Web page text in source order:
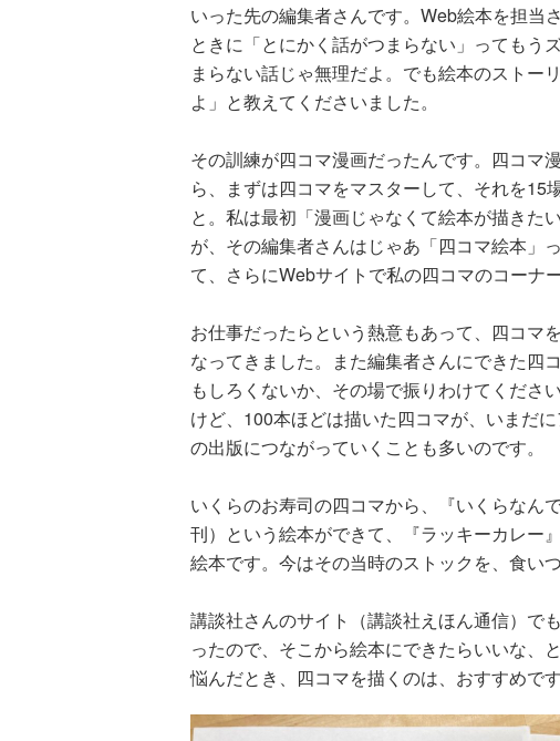
いった先の編集者さんです。Web絵本を担当
ときに「とにかく話がつまらない」ってもう
まらない話じゃ無理だよ。でも絵本のストー
よ」と教えてくださいました。
その訓練が四コマ漫画だったんです。四コマ
ら、まずは四コマをマスターして、それを15
と。私は最初「漫画じゃなくて絵本が描きた
が、その編集者さんはじゃあ「四コマ絵本」
て、さらにWebサイトで私の四コマのコーナ
お仕事だったらという熱意もあって、四コマ
なってきました。また編集者さんにできた四
もしろくないか、その場で振りわけてくださ
けど、100本ほどは描いた四コマが、いまだ
の出版につながっていくことも多いのです。
いくらのお寿司の四コマから、『いくらなん
刊）という絵本ができて、『ラッキーカレー
絵本です。今はその当時のストックを、食い
講談社さんのサイト（講談社えほん通信）で
ったので、そこから絵本にできたらいいな、
悩んだとき、四コマを描くのは、おすすめです